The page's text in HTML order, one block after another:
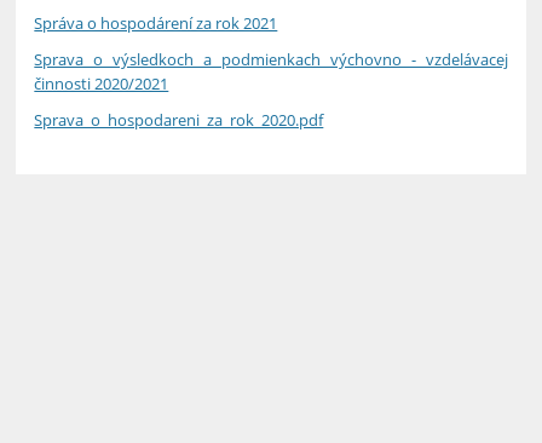
Správa o hospodárení za rok 2021
Sprava o výsledkoch a podmienkach výchovno - vzdelávacej
činnosti 2020/2021
Sprava_o_hospodareni_za_rok_2020.pdf